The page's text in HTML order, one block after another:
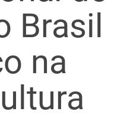
Brasil
na